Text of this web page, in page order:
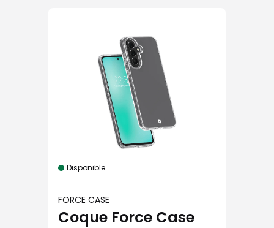
Disponible
FORCE CASE
Coque Force Case